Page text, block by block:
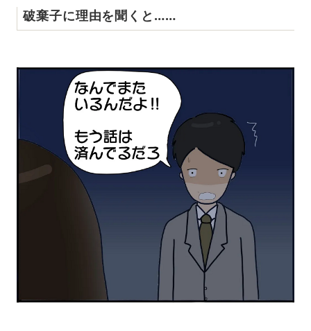
破棄子に理由を聞くと……